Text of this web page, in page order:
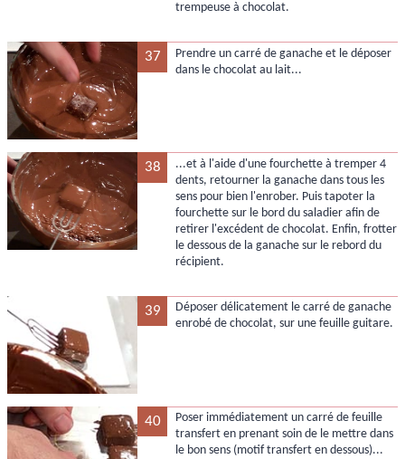
trempeuse à chocolat.
37
Prendre un carré de ganache et le déposer
dans le chocolat au lait...
38
...et à l'aide d'une fourchette à tremper 4
dents, retourner la ganache dans tous les
sens pour bien l'enrober. Puis tapoter la
fourchette sur le bord du saladier afin de
retirer l'excédent de chocolat. Enfin, frotter
le dessous de la ganache sur le rebord du
récipient.
39
Déposer délicatement le carré de ganache
enrobé de chocolat, sur une feuille guitare.
40
Poser immédiatement un carré de feuille
transfert en prenant soin de le mettre dans
le bon sens (motif transfert en dessous)...